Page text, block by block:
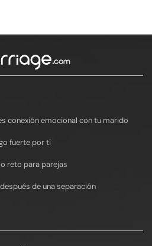
conexión emocional con tu marido
fuerte por ti
reto para parejas
de una separación